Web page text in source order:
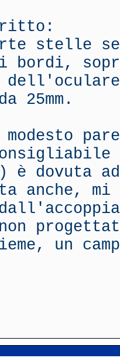
stelle
bordi,
25mm.
modesto
è dovuta
anche,
non
un